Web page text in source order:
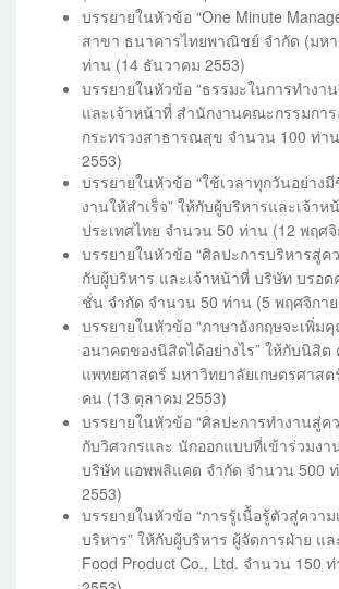
บรรยายในหัวข้อ “One Minute
สาขา ธนาคารไทยพาณิชย์ จำกัด (มห
ท่าน (14 ธันวาคม 2553)
บรรยายในหัวข้อ “ธรรมะในการทำงา
และเจ้าหน้าที่ สำนักงานคณะกรรมกา
กระทรวงสาธารณสุข จำนวน 100 ท่า
2553)
บรรยายในหัวข้อ “ใช้เวลาทุกวันอย่าง
งานให้สำเร็จ” ให้กับผู้บริหารและเจ้า
ประเทศไทย จำนวน 50 ท่าน (12 พฤศ
บรรยายในหัวข้อ “ศิลปะการบริหารสู่ค
กับผู้บริหาร และเจ้าหน้าที่ บริษัท บรอด
ชั่น จำกัด จำนวน 50 ท่าน (5 พฤศจิกา
บรรยายในหัวข้อ “ภาษาอังกฤษจะเพิ่ม
อนาคตของนิสิตได้อย่างไร” ให้กับนิสิ
แพทยศาสตร์ มหาวิทยาลัยเกษตรศาส
คน (13 ตุลาคม 2553)
บรรยายในหัวข้อ “ศิลปะการทำงานสู่ค
กับวิศวกรและ นักออกแบบที่เข้าร่วมงา
บริษัท แอพพลิแคด จำกัด จำนวน 500
2553)
บรรยายในหัวข้อ “การรู้เนื้อรู้ตัวสู่ควา
บริหาร” ให้กับผู้บริหาร ผู้จัดการฝ่าย แ
Food Product Co., Ltd. จำนวน 150